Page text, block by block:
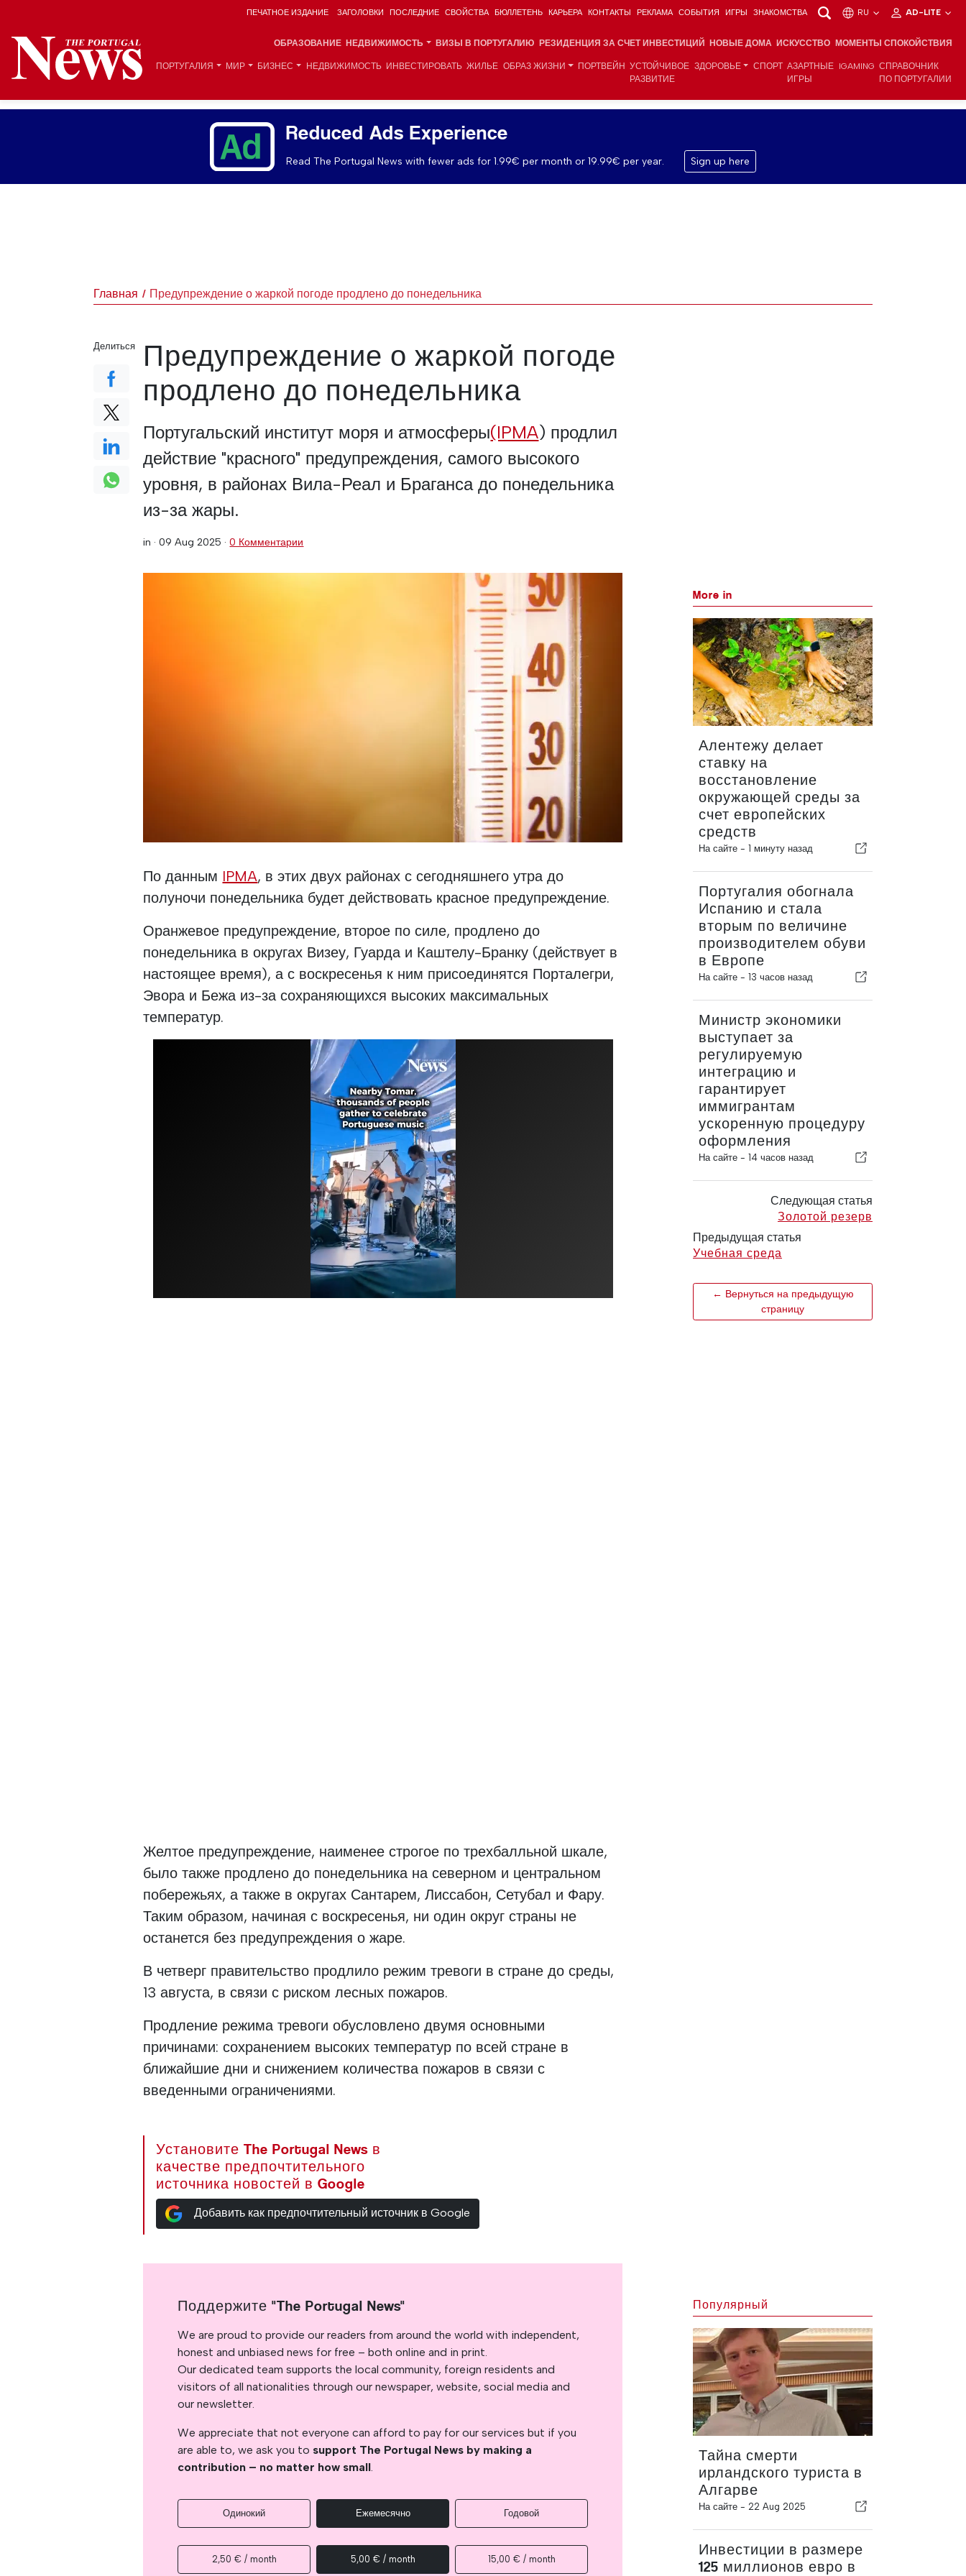
ПЕЧАТНОЕ ИЗДАНИЕ ЗАГОЛОВКИ ПОСЛЕДНИЕ СВОЙСТВА БЮЛЛЕТЕНЬ КАРЬЕРА КОНТАКТЫ РЕКЛАМА СОБЫТИЯ ИГРЫ ЗНАКОМСТВА RU AD-LITE
ОБРАЗОВАНИЕ НЕДВИЖИМОСТЬ ВИЗЫ В ПОРТУГАЛИЮ РЕЗИДЕНЦИЯ ЗА СЧЕТ ИНВЕСТИЦИЙ НОВЫЕ ДОМА ИСКУССТВО МОМЕНТЫ СПОКОЙСТВИЯ
ПОРТУГАЛИЯ МИР БИЗНЕС НЕДВИЖИМОСТЬ ИНВЕСТИРОВАТЬ ЖИЛЬЕ ОБРАЗ ЖИЗНИ ПОРТВЕЙН УСТОЙЧИВОЕ
РАЗВИТИЕ
ЗДОРОВЬЕ СПОРТ АЗАРТНЫЕ
ИГРЫ
IGAMING СПРАВОЧНИК
ПО ПОРТУГАЛИИ
Reduced Ads Experience
Read The Portugal News with fewer ads for 1.99€ per month or 19.99€ per year. Sign up here
Главная Предупреждение о жаркой погоде продлено до понедельника
Предупреждение о жаркой погоде
продлено до понедельника
Португальский институт моря и атмосферы(IPMA) продлил
действие "красного" предупреждения, самого высокого
уровня, в районах Вила-Реал и Браганса до понедельника
из-за жары.
in ·09 Aug 2025 ·0 Комментарии
По данным IPMA, в этих двух районах с сегодняшнего утра до
полуночи понедельника будет действовать красное предупреждение.
Оранжевое предупреждение, второе по силе, продлено до
понедельника в округах Визеу, Гуарда и Каштелу-Бранку (действует в
настоящее время), а с воскресенья к ним присоединятся Порталегри,
Эвора и Бежа из-за сохраняющихся высоких максимальных
температур.
Желтое предупреждение, наименее строгое по трехбалльной шкале,
было также продлено до понедельника на северном и центральном
побережьях, а также в округах Сантарем, Лиссабон, Сетубал и Фару.
Таким образом, начиная с воскресенья, ни один округ страны не
останется без предупреждения о жаре.
В четверг правительство продлило режим тревоги в стране до среды,
13 августа, в связи с риском лесных пожаров.
Продление режима тревоги обусловлено двумя основными
причинами: сохранением высоких температур по всей стране в
ближайшие дни и снижением количества пожаров в связи с
введенными ограничениями.
Установите The Portugal News в
качестве предпочтительного
источника новостей в Google
Добавить как предпочтительный источник в Google
Делиться
More in
Алентежу делает
ставку на
восстановление
окружающей среды за
счет европейских
средств
На сайте - 1 минуту назад
Португалия обогнала
Испанию и стала
вторым по величине
производителем обуви
в Европе
На сайте - 13 часов назад
Министр экономики
выступает за
регулируемую
интеграцию и
гарантирует
иммигрантам
ускоренную процедуру
оформления
На сайте - 14 часов назад
Следующая статья
Золотой резерв
Предыдущая статья
Учебная среда
← Вернуться на предыдущую
страницу
Поддержите "The Portugal News"
We are proud to provide our readers from around the world with independent,
honest and unbiased news for free – both online and in print.
Our dedicated team supports the local community, foreign residents and
visitors of all nationalities through our newspaper, website, social media and
our newsletter.
We appreciate that not everyone can afford to pay for our services but if you
are able to, we ask you to support The Portugal News by making a
contribution – no matter how small.
Одинокий Ежемесячно Годовой
2,50 € / month 5,00 € / month 15,00 € / month
Популярный
Тайна смерти
ирландского туриста в
Алгарве
На сайте - 22 Aug 2025
Инвестиции в размере
125 миллионов евро в